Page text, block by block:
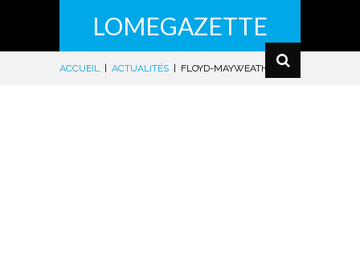
LOMEGAZETTE
ACCUEIL ACTUALITÉS FLOYD-MAYWEATHER